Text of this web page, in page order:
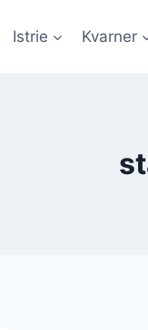
Istrie Kvarner